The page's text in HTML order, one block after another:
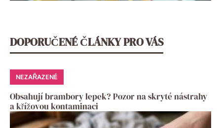
DOPORUČENÉ ČLÁNKY PRO VÁS
NEZAŘAZENÉ
Obsahují brambory lepek? Pozor na skryté nástrahy
a křížovou kontaminaci